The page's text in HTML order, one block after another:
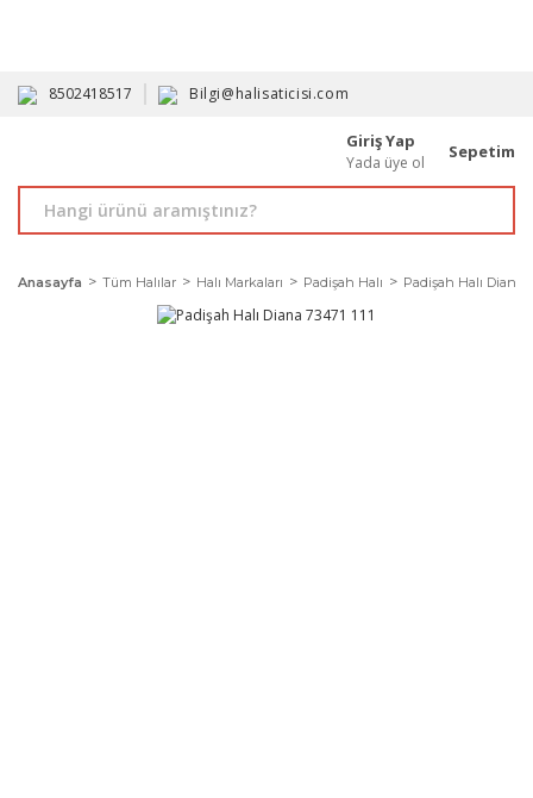
8502418517 Bilgi@halisaticisi.com
Giriş Yap
Yada üye ol
Sepetim
Anasayfa Tüm Halılar Halı Markaları Padişah Halı Padişah Halı Diana